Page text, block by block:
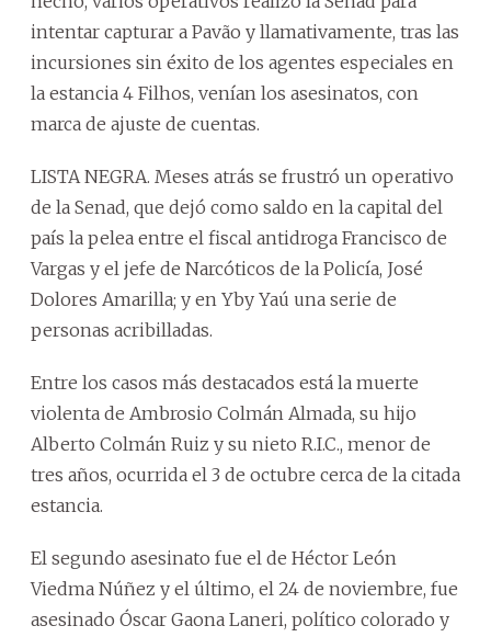
intentar capturar a Pavão y llamativamente, tras las
incursiones sin éxito de los agentes especiales en
la estancia 4 Filhos, venían los asesinatos, con
marca de ajuste de cuentas.
LISTA NEGRA. Meses atrás se frustró un operativo
de la Senad, que dejó como saldo en la capital del
país la pelea entre el fiscal antidroga Francisco de
Vargas y el jefe de Narcóticos de la Policía, José
Dolores Amarilla; y en Yby Yaú una serie de
personas acribilladas.
Entre los casos más destacados está la muerte
violenta de Ambrosio Colmán Almada, su hijo
Alberto Colmán Ruiz y su nieto R.I.C., menor de
tres años, ocurrida el 3 de octubre cerca de la citada
estancia.
El segundo asesinato fue el de Héctor León
Viedma Núñez y el último, el 24 de noviembre, fue
asesinado Óscar Gaona Laneri, político colorado y